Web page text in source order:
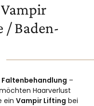
/ Baden-
Faltenbehandlung –
Haarverlust
ein Vampir Lifting bei